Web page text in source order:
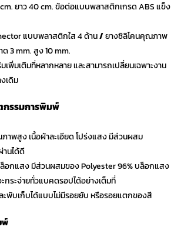
cm. ยาว 40 cm. ข้อต่อแบบพลาสติกเกรด ABS แข็ง
แบบพลาสติกใส 4 ด้าน/ยางซิลิโคนคุณภาพ
3 mm. สูง 10 mm.
พิ่มเติมที่หลากหลาย และสามารถเปลี่ยนเฉพาะงาน
เดิม
กรรมการพิมพ์
าพสูง เนื้อผ้าละเอียด โปร่งแสง มีส่วนผสม
านได้ดี
อกแสง มีส่วนผสมของ Polyester 96% บล็อกแสง
ะกระจ่ายทั่วแบคดรอปได้อย่างเต็มที่
ะพับเก็บได้แบบไม่มีรอยยับ หรือรอยแตกของสี
พ์